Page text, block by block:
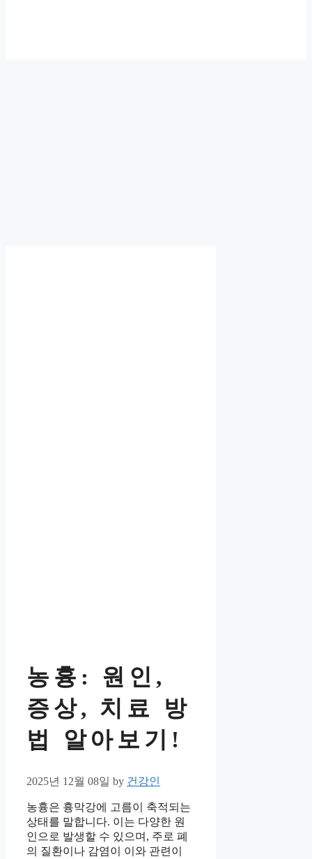
농흉: 원인,
증상, 치료 방
법 알아보기!
2025년 12월 08일 by 건강인
농흉은 흉막강에 고름이 축적되는
상태를 말합니다. 이는 다양한 원
인으로 발생할 수 있으며, 주로 폐
의 질환이나 감염이 이와 관련이